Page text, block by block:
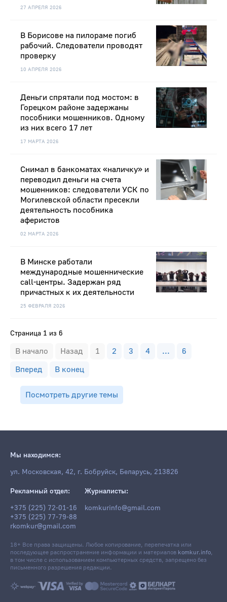
27 АПРЕЛЯ 2026
10 АПРЕЛЯ 2026
В Борисове на пилораме погиб
рабочий. Следователи проводят
проверку
17 МАРТА 2026
Деньги спрятали под мостом: в
Горецком районе задержаны
пособники мошенников. Одному
из них всего 17 лет
02 МАРТА 2026
Снимал в банкоматах «наличку» и
переводил деньги на счета
мошенников: следователи УСК по
Могилевской области пресекли
деятельность пособника
аферистов
25 ФЕВРАЛЯ 2026
В Минске работали
международные мошеннические
call-центры. Задержан ряд
причастных к их деятельности
Страница 1 из 6
В начало Назад 1 2 3 4 ...
6
Вперед
В конец
Посмотреть другие темы
Мы находимся:
ул. Московская, 42, г. Бобруйск, Беларусь, 213826
Рекламный отдел:
+375 (225) 72-01-16
+375 (225) 77-79-88
rkomkur@gmail.com
Журналисты:
komkurinfo@gmail.com
18+ Все права защищены. Любое копирование, перепечатка или
последующее распространение информации и материалов komkur.info,
в том числе с использованием компьютерных средств, запрещено без
письменного разрешения редакции.